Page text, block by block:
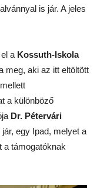
is jár. A jeles
a Kossuth-Iskola
meg, aki az itt eltöltött
a különböző
Dr. Pétervári
egy Ipad, melyet a
a támogatóknak